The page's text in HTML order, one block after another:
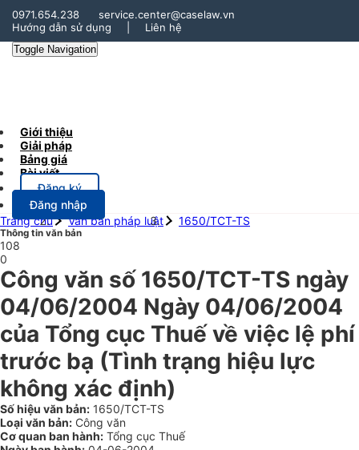
0971.654.238
service.center@caselaw.vn
Hướng dẫn sử dụng
Liên hệ
Toggle Navigation
Giới thiệu
Giải pháp
Bảng giá
Bài viết
Đăng ký
Đăng nhập
Trang chủ
Văn bản pháp luật 1650/TCT-TS
Thông tin văn bản
108
0
Công văn số 1650/TCT-TS ngày
04/06/2004 Ngày 04/06/2004
của Tổng cục Thuế về việc lệ phí
trước bạ (Tình trạng hiệu lực
không xác định)
Số hiệu văn bản: 1650/TCT-TS
Loại văn bản: Công văn
Cơ quan ban hành: Tổng cục Thuế